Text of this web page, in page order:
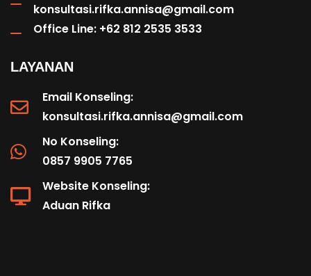
konsultasi.rifka.annisa@gmail.com
Office Line: +62 812 2535 3533
LAYANAN
Email Konseling:
konsultasi.rifka.annisa@gmail.com
No Konseling:
0857 9905 7765
Website Konseling:
Aduan Rifka